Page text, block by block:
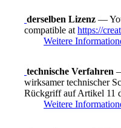
derselben Lizenz —
compatible at https://
Weitere
technische Verfahren
wirksamer technischer
Rückgriff auf Artikel 11
Weitere